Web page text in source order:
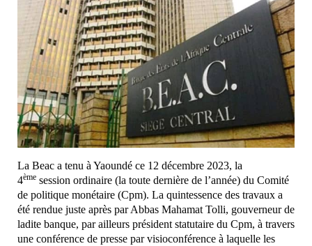
La Beac a tenu à Yaoundé ce 12 décembre 2023, la
4ème session ordinaire (la toute dernière de l’année) du Comité
de politique monétaire (Cpm). La quintessence des travaux a
été rendue juste après par Abbas Mahamat Tolli, gouverneur de
ladite banque, par ailleurs président statutaire du Cpm, à travers
une conférence de presse par visioconférence à laquelle les